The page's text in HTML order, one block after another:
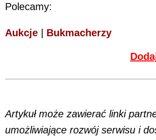
Polecamy:
Aukcje Bukmacherzy
Artykuł może zawierać linki
umożliwiające rozwój serwisu i